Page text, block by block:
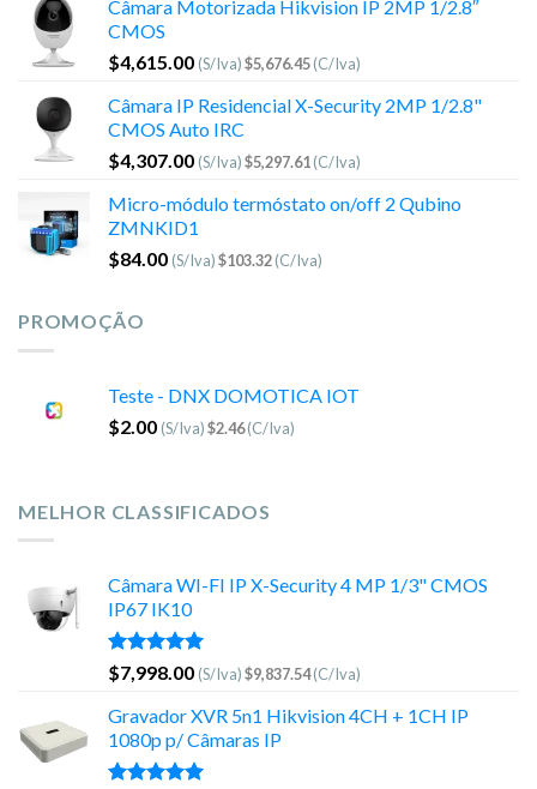
Câmara Motorizada Hikvision IP 2MP 1/2.8″
CMOS
$4,615.00 (S/Iva)$5,676.45(C/Iva)
Câmara IP Residencial X-Security 2MP 1/2.8"
CMOS Auto IRC
$4,307.00 (S/Iva)$5,297.61(C/Iva)
Micro-módulo termóstato on/off 2 Qubino
ZMNKID1
$84.00 (S/Iva)$103.32(C/Iva)
PROMOÇÃO
Teste - DNX DOMOTICA IOT
$2.00 (S/Iva)$2.46(C/Iva)
MELHOR CLASSIFICADOS
Câmara WI-FI IP X-Security 4 MP 1/3" CMOS
IP67 IK10
Avaliação
5.00
$7,998.00 (S/Iva)$9,837.54(C/Iva)
Gravador XVR 5n1 Hikvision 4CH + 1CH IP
1080p p/ Câmaras IP